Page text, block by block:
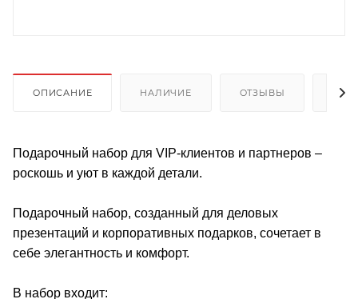
ОПИСАНИЕ НАЛИЧИЕ ОТЗЫВЫ
Подарочный набор для VIP-клиентов и партнеров –
роскошь и уют в каждой детали.
Подарочный набор, созданный для деловых
презентаций и корпоративных подарков, сочетает в
себе элегантность и комфорт.
В набор входит: